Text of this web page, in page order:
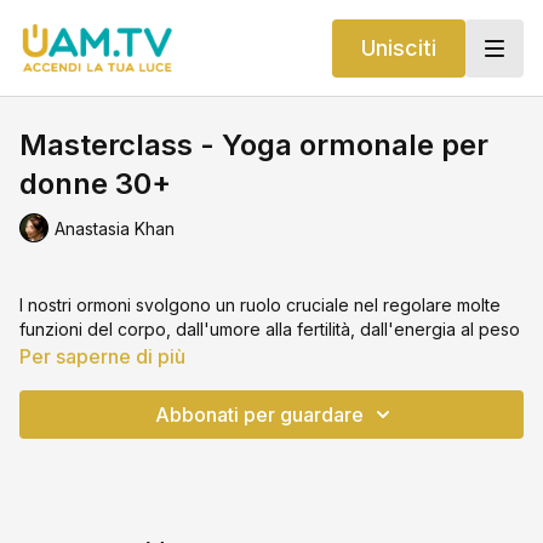
Unisciti
Masterclass - Yoga ormonale per
donne 30+
Anastasia Khan
I nostri ormoni svolgono un ruolo cruciale nel regolare molte
funzioni del corpo, dall'umore alla fertilità, dall'energia al peso
corporeo. Quando gli ormoni sono in equilibrio, ci sentiamo
Durante la Masterclass, esploreremo le principali ghiandole
Per saperne di più
Abbonati per guardare